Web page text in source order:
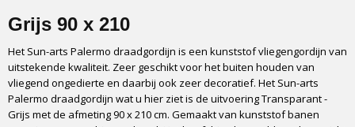
Catagorie
Vliegengordijn
Fabrikant
Sun-arts
Materiaal
PVC, Aluminium profiel
Grijs 90 x 210
Het Sun-arts Palermo draadgordijn is een kunststof vliegengordijn van
uitstekende kwaliteit. Zeer geschikt voor het buiten houden van
vliegend ongedierte en daarbij ook zeer decoratief. Het Sun-arts
Palermo draadgordijn wat u hier ziet is de uitvoering Transparant -
Grijs met de afmeting 90 x 210 cm. Gemaakt van kunststof banen